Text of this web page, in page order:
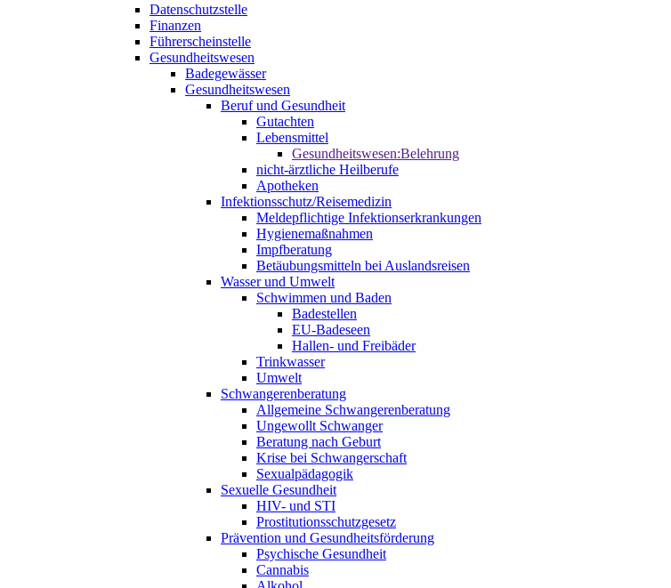
Datenschutzstelle
Finanzen
Führerscheinstelle
Gesundheitswesen
Badegewässer
Gesundheitswesen
Beruf und Gesundheit
Gutachten
Lebensmittel
Gesundheitswesen:Belehrung
nicht-ärztliche Heilberufe
Apotheken
Infektionsschutz/Reisemedizin
Meldepflichtige Infektionserkrankungen
Hygienemaßnahmen
Impfberatung
Betäubungsmitteln bei Auslandsreisen
Wasser und Umwelt
Schwimmen und Baden
Badestellen
EU-Badeseen
Hallen- und Freibäder
Trinkwasser
Umwelt
Schwangerenberatung
Allgemeine Schwangerenberatung
Ungewollt Schwanger
Beratung nach Geburt
Krise bei Schwangerschaft
Sexualpädagogik
Sexuelle Gesundheit
HIV- und STI
Prostitutionsschutzgesetz
Prävention und Gesundheitsförderung
Psychische Gesundheit
Cannabis